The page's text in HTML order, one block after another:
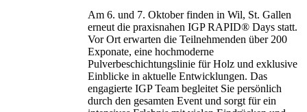
Am 6. und 7. Oktober finden in Wil, St. Gallen
erneut die praxisnahen IGP RAPID® Days statt.
Vor Ort erwarten die Teilnehmenden über 200
Exponate, eine hochmoderne
Pulverbeschichtungslinie für Holz und exklusive
Einblicke in aktuelle Entwicklungen. Das
engagierte IGP Team begleitet Sie persönlich
durch den gesamten Event und sorgt für ein